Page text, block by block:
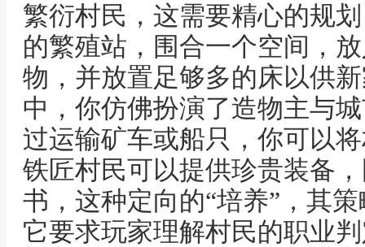
繁衍村民，这需要精心的规
的繁殖站，围合一个空间，
物，并放置足够多的床以供
中，你仿佛扮演了造物主与
过运输矿车或船只，你可以
铁匠村民可以提供珍贵装备
书，这种定向的“培养”，其
它要求玩家理解村民的职业